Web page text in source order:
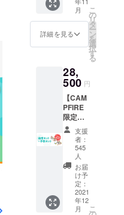
なりま
す。 一
般販売
予定価
格
￥20,00
0→￥13
,500 発
送は11
月上旬
に予定
してい
ます。
月
詳細を見る
こ
の
リ
タ
ー
ン
を
選
択
す
る
28,
500 円
【CAM
PFIRE
限定
28%OF
F】 ・
送料・
税込の
価格と
なりま
す。 一
般販売
予定価
支援
者：
545
人
お届
け予
定：
2021
年12
月
こ